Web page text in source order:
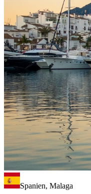
Spanien, Malaga